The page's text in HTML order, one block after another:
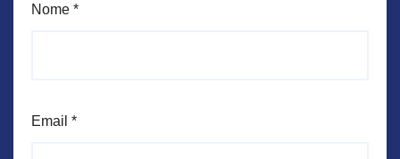
Nome *
Email *